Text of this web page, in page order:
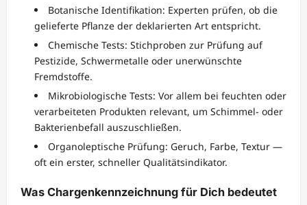
Botanische Identifikation: Experten prüfen, ob die
gelieferte Pflanze der deklarierten Art entspricht.
Chemische Tests: Stichproben zur Prüfung auf
Pestizide, Schwermetalle oder unerwünschte
Fremdstoffe.
Mikrobiologische Tests: Vor allem bei feuchten oder
verarbeiteten Produkten relevant, um Schimmel- oder
Bakterienbefall auszuschließen.
Organoleptische Prüfung: Geruch, Farbe, Textur —
oft ein erster, schneller Qualitätsindikator.
Was Chargenkennzeichnung für Dich bedeutet